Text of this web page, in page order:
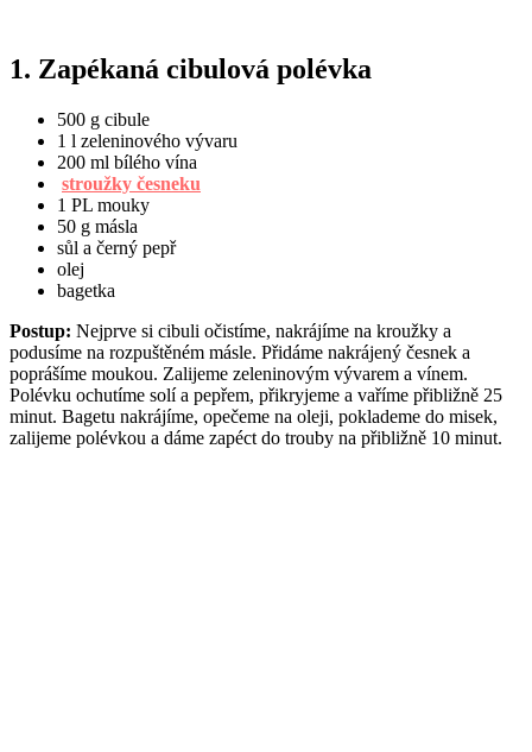
1. Zapékaná cibulová polévka
500 g cibule
1 l zeleninového vývaru
200 ml bílého vína
stroužky česneku
1 PL mouky
50 g másla
sůl a černý pepř
olej
bagetka
Postup: Nejprve si cibuli očistíme, nakrájíme na kroužky a
podusíme na rozpuštěném másle. Přidáme nakrájený česnek a
poprášíme moukou. Zalijeme zeleninovým vývarem a vínem.
Polévku ochutíme solí a pepřem, přikryjeme a vaříme přibližně 25
minut. Bagetu nakrájíme, opečeme na oleji, poklademe do misek,
zalijeme polévkou a dáme zapéct do trouby na přibližně 10 minut.